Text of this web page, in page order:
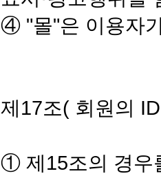
④ "몰"은 이용자
제17조( 회원의
① 제15조의 경우